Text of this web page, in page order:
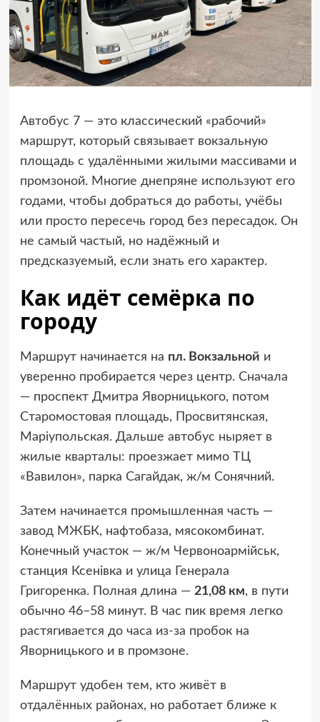
Автобус 7 — это классический «рабочий»
маршрут, который связывает вокзальную
площадь с удалёнными жилыми массивами и
промзоной. Многие днепряне используют его
годами, чтобы добраться до работы, учёбы
или просто пересечь город без пересадок. Он
не самый частый, но надёжный и
предсказуемый, если знать его характер.
Как идёт семёрка по
городу
Маршрут начинается на пл. Вокзальной и
уверенно пробирается через центр. Сначала
— проспект Дмитра Яворницького, потом
Старомостовая площадь, Просвитянская,
Маріупольская. Дальше автобус ныряет в
жилые кварталы: проезжает мимо ТЦ
«Вавилон», парка Сагайдак, ж/м Сонячний.
Затем начинается промышленная часть —
завод МЖБК, нафтобаза, мясокомбинат.
Конечный участок — ж/м Червоноармійськ,
станция Ксенівка и улица Генерала
Григоренка. Полная длина — 21,08 км, в пути
обычно 46–58 минут. В час пик время легко
растягивается до часа из-за пробок на
Яворницького и в промзоне.
Маршрут удобен тем, кто живёт в
отдалённых районах, но работает ближе к